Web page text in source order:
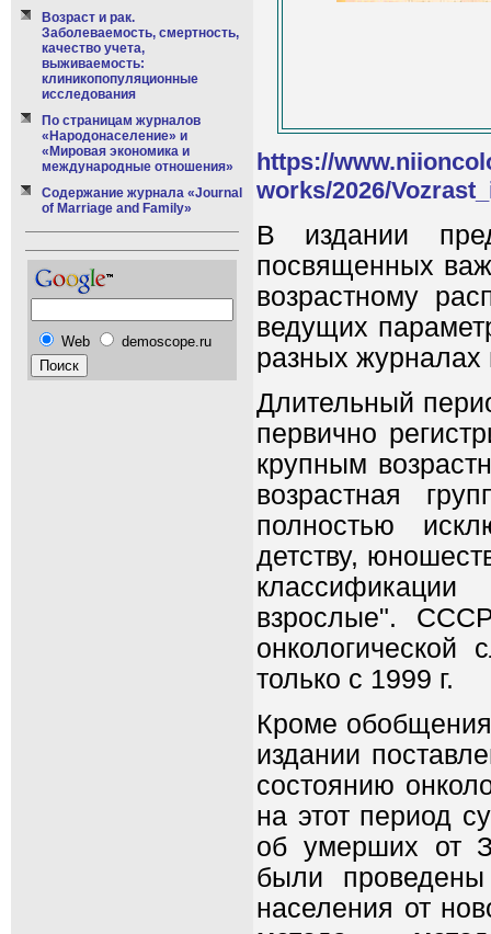
Возраст и рак.
Заболеваемость, смертность,
качество учета,
выживаемость:
клиникопопуляционные
исследования
По страницам журналов
«Народонаселение» и
«Мировая экономика и
международные отношения»
Содержание журнала «Journal
of Marriage and Family»
Web demoscope.ru
https://
works/2026/
В издании
посвященных
возрастному
ведущих
разных
Длительный
первично
крупным
возрастная
полностью
детству,
взрослые".
онкологической
только с 1999 г.
Кроме
издании
состоянию
на этот период
об умерших от
были
населения от